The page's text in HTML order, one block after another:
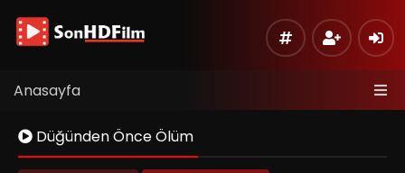
Anasayfa
Düğünden Önce Ölüm